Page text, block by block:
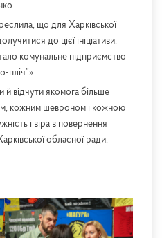
що для Харківської
до цієї ініціативи.
комунальне підприємство
пліч”».
й відчути якомога більше
кожним шевроном і кожною
і віра в повернення
обласної ради.